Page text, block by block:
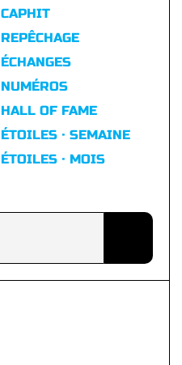
CAPHIT
REPÊCHAGE
ÉCHANGES
NUMÉROS
HALL OF FAME
ÉTOILES · SEMAINE
ÉTOILES · MOIS